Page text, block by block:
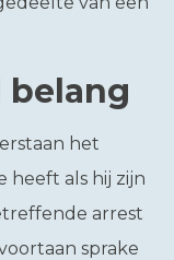
belang
het
heeft als hij zijn
arrest
sprake